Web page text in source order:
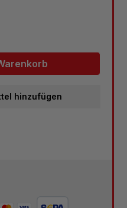
hinzufügen